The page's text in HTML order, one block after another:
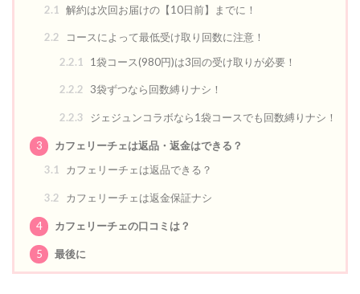
2.1
解約は次回お届けの【10日前】までに！
2.2
コースによって最低受け取り回数に注意！
2.2.1
1袋コース(980円)は3回の受け取りが必要！
2.2.2 3袋ずつなら回数縛りナシ！
2.2.3 ジェジュンコラボなら1袋コースでも回数縛りナシ！
3
カフェリーチェは返品・返金はできる？
3.1
カフェリーチェは返品できる？
3.2 カフェリーチェは返金保証ナシ
4 カフェリーチェの口コミは？
5 最後に